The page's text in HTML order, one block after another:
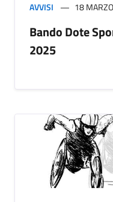
AVVISI 18
Bando Dote
2025